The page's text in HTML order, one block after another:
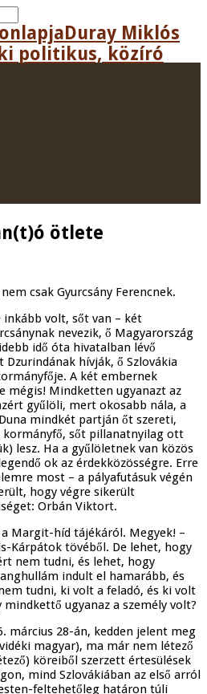
Duray Miklós
politikus, közíró
ötlete
csak Gyurcsány Ferencnek.
volt, sőt van – két
nevezik, ő Magyarország
idő óta hivatalban lévő
hívják, ő Szlovákia
A két embernek
mégis! Mindketten ugyanazt az
gyűlöli, mert okosabb nála, a
mindkét partján őt szereti,
kormányfő, sőt pillanatnyilag ott
lesz. Ha a gyűlöletnek van közös
ok az érdekközösségre. Erre
most – a pályafutásuk végén
hogy végre sikerült
Orbán Viktort.
Margit-híd tájékáról. Megyek! –
Kárpátok tövéből. De lehet, hogy
nem tudni, és lehet, hogy
indult el hamarább, és
tudni, ki volt a feladó, és ki volt
ugyanaz a személy volt?
március 28-án, kedden jelent meg
magyar), ma már nem létező
köreiből szerzett értesülések
mind Szlovákiában az első arról
feltehetőleg határon túli